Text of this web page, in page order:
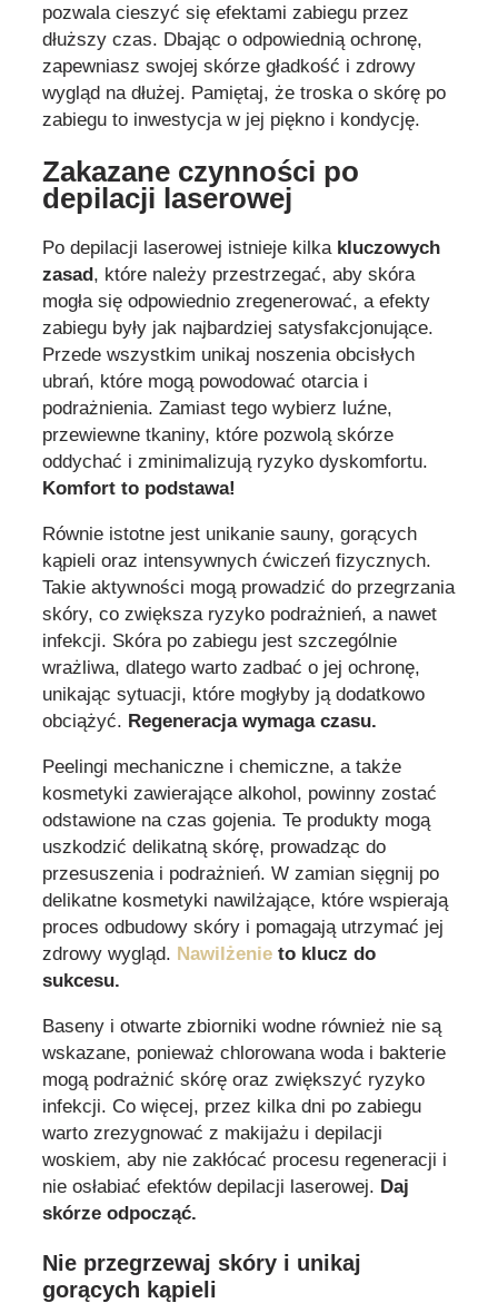
pozwala cieszyć się efektami zabiegu przez
dłuższy czas. Dbając o odpowiednią ochronę,
zapewniasz swojej skórze gładkość i zdrowy
wygląd na dłużej. Pamiętaj, że troska o skórę po
zabiegu to inwestycja w jej piękno i kondycję.
Zakazane czynności po
depilacji laserowej
Po depilacji laserowej istnieje kilka kluczowych
zasad, które należy przestrzegać, aby skóra
mogła się odpowiednio zregenerować, a efekty
zabiegu były jak najbardziej satysfakcjonujące.
Przede wszystkim unikaj noszenia obcisłych
ubrań, które mogą powodować otarcia i
podrażnienia. Zamiast tego wybierz luźne,
przewiewne tkaniny, które pozwolą skórze
oddychać i zminimalizują ryzyko dyskomfortu.
Komfort to podstawa!
Równie istotne jest unikanie sauny, gorących
kąpieli oraz intensywnych ćwiczeń fizycznych.
Takie aktywności mogą prowadzić do przegrzania
skóry, co zwiększa ryzyko podrażnień, a nawet
infekcji. Skóra po zabiegu jest szczególnie
wrażliwa, dlatego warto zadbać o jej ochronę,
unikając sytuacji, które mogłyby ją dodatkowo
obciążyć. Regeneracja wymaga czasu.
Peelingi mechaniczne i chemiczne, a także
kosmetyki zawierające alkohol, powinny zostać
odstawione na czas gojenia. Te produkty mogą
uszkodzić delikatną skórę, prowadząc do
przesuszenia i podrażnień. W zamian sięgnij po
delikatne kosmetyki nawilżające, które wspierają
proces odbudowy skóry i pomagają utrzymać jej
zdrowy wygląd. Nawilżenie to klucz do
sukcesu.
Baseny i otwarte zbiorniki wodne również nie są
wskazane, ponieważ chlorowana woda i bakterie
mogą podrażnić skórę oraz zwiększyć ryzyko
infekcji. Co więcej, przez kilka dni po zabiegu
warto zrezygnować z makijażu i depilacji
woskiem, aby nie zakłócać procesu regeneracji i
nie osłabiać efektów depilacji laserowej. Daj
skórze odpocząć.
Nie przegrzewaj skóry i unikaj
gorących kąpieli